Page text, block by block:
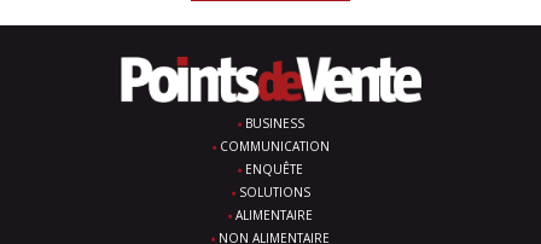
BUSINESS
COMMUNICATION
ENQUÊTE
SOLUTIONS
ALIMENTAIRE
NON ALIMENTAIRE